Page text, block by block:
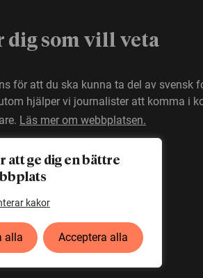
att ge dig en bättre
kakor
alla Acceptera alla
dig som vill veta
för att du ska kunna ta del av svensk
hjälper vi journalister att komma i
Läs mer om webbplatsen.